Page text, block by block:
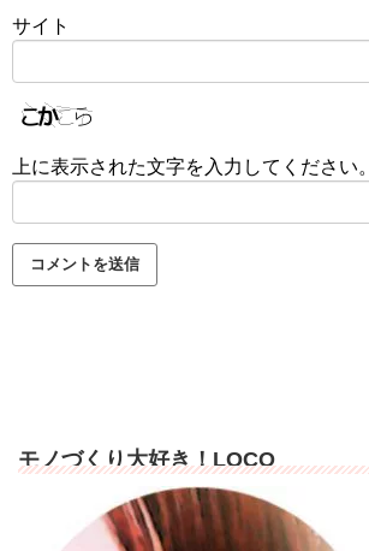
サイト
上に表示された文字を入力してください。
モノづくり大好き！LOCO